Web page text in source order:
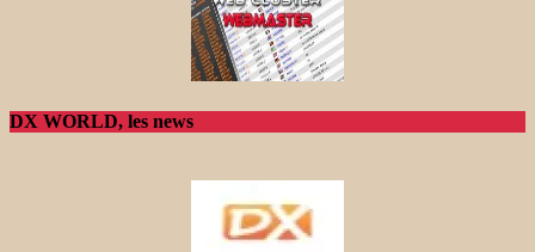
DX WORLD, les news